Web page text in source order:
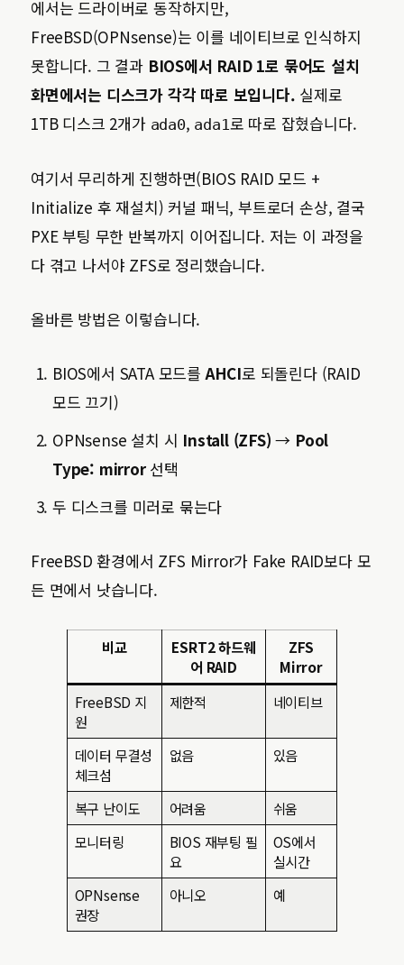
에서는 드라이버로 동작하지만,
FreeBSD(OPNsense)는 이를 네이티브로 인식하지
못합니다. 그 결과 BIOS에서 RAID 1로 묶어도 설치
화면에서는 디스크가 각각 따로 보입니다. 실제로
1TB 디스크 2개가 ada0, ada1로 따로 잡혔습니다.
여기서 무리하게 진행하면(BIOS RAID 모드 +
Initialize 후 재설치) 커널 패닉, 부트로더 손상, 결국
PXE 부팅 무한 반복까지 이어집니다. 저는 이 과정을
다 겪고 나서야 ZFS로 정리했습니다.
올바른 방법은 이렇습니다.
BIOS에서 SATA 모드를AHCI로 되돌린다 (RAID
모드 끄기)
OPNsense 설치 시 Install (ZFS) → Pool
Type: mirror선택
두 디스크를 미러로 묶는다
FreeBSD 환경에서 ZFS Mirror가 Fake RAID보다 모
든 면에서 낫습니다.
비교
ESRT2 하드웨
어 RAID
ZFS
Mirror
FreeBSD 지
원
제한적 네이티브
데이터 무결성
체크섬
없음 있음
복구 난이도 어려움
쉬움
모니터링
BIOS 재부팅 필
요
OS에서
실시간
OPNsense
권장
아니오 예